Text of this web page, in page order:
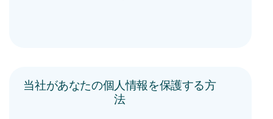
当社があなたの個人情報を保護する方
法